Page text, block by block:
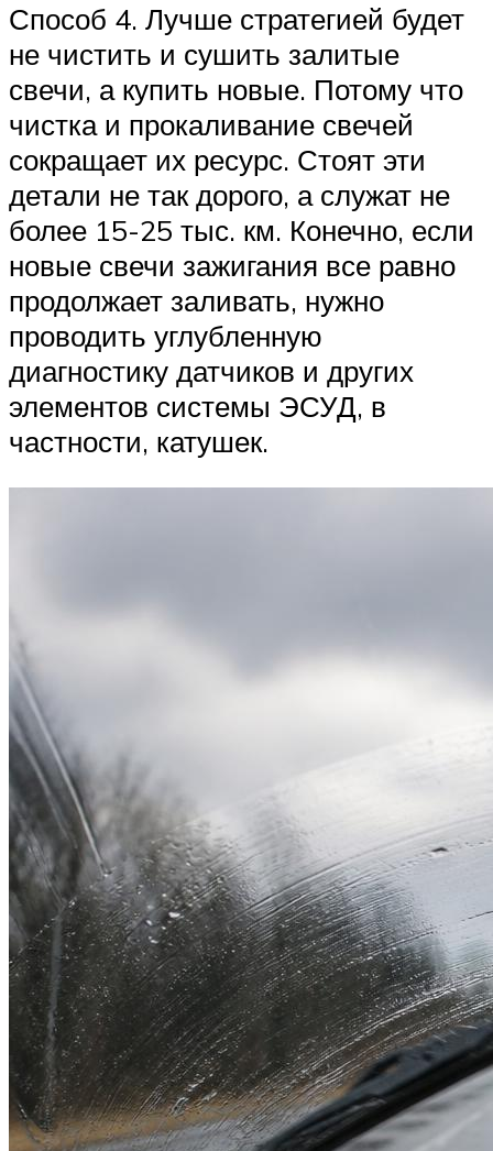
Способ 4. Лучше стратегией будет
не чистить и сушить залитые
свечи, а купить новые. Потому что
чистка и прокаливание свечей
сокращает их ресурс. Стоят эти
детали не так дорого, а служат не
более 15-25 тыс. км. Конечно, если
новые свечи зажигания все равно
продолжает заливать, нужно
проводить углубленную
диагностику датчиков и других
элементов системы ЭСУД, в
частности, катушек.